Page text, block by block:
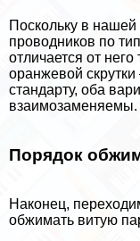
Поскольку в
проводников по
отличается от
оранжевой
стандарту, оба
взаимозаменяемы.
Порядок
Наконец,
обжимать витую